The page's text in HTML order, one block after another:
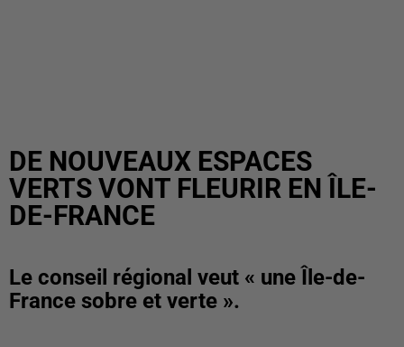
DE NOUVEAUX ESPACES
VERTS VONT FLEURIR EN ÎLE-
DE-FRANCE
Le conseil régional veut « une Île-de-
France sobre et verte ».